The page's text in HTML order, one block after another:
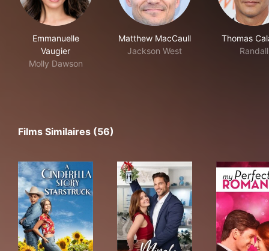
Emmanuelle
Vaugier
Molly Dawson
Matthew MacCaull
Jackson West
Thomas
Randall
Films Similaires (56)